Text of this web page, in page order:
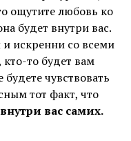
ощутите любовь ко
будет внутри вас.
искренни со всеми
то будет вам
чувствовать
тот факт, что
вас самих.